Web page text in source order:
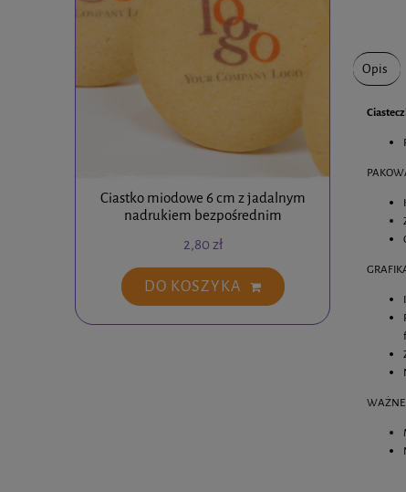
Ciastko miodowe 6 cm z jadalnym
nadrukiem bezpośrednim
2,80 zł
DO KOSZYKA
Opis
WAŻNE